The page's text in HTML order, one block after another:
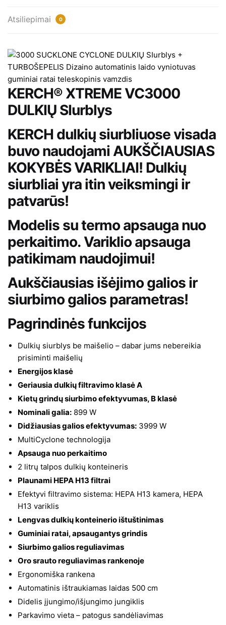
Atsiliepimai 0
KERCH® XTREME VC3000
DULKIŲ SIurblys
KERCH dulkių siurbliuose visada
buvo naudojami AUKŠČIAUSIAS
KOKYBĖS VARIKLIAI! Dulkių
siurbliai yra itin veiksmingi ir
patvarūs!
Modelis su termo apsauga nuo
perkaitimo. Variklio apsauga
patikimam naudojimui!
Aukščiausias išėjimo galios ir
siurbimo galios parametras!
Pagrindinės funkcijos
Dulkių siurblys be maišelio – dabar jums nebereikia
prisiminti maišelių
Energijos klasė
Geriausia dulkių filtravimo klasė A
Kietų grindų siurbimo efektyvumas, B klasė
Nominali galia: 899 W
Didžiausias galios efektyvumas: 3999 W
MultiCyclone technologija
Apsauga nuo perkaitimo
2 litrų talpos dulkių konteineris
Plaunami HEPA H13 filtrai
Efektyvi filtravimo sistema: HEPA H13 kamera, HEPA
H13 variklis
Lengvas dulkių konteinerio ištuštinimas
Guminiai ratai, apsaugantys grindis
Siurbimo galios reguliavimas
Oro srauto reguliavimas rankenoje
Ergonomiška rankena
Automatinis ištraukiamas laidas 500 cm
Didelis įjungimo/išjungimo jungiklis
Parkavimo vieta – patogus sandėliavimas